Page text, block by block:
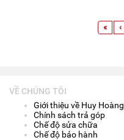
« ‹
VỀ CHÚNG TÔI
Giới thiệu về Huy Hoàng
Chính sách trả góp
Chế độ sửa chữa
Chế độ bảo hành